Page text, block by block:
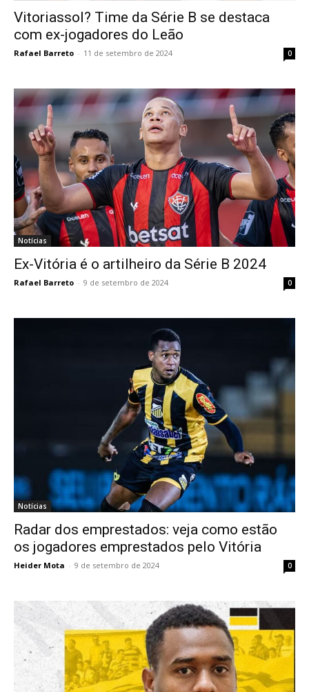
Vitoriassol? Time da Série B se destaca
com ex-jogadores do Leão
Rafael Barreto - 11 de setembro de 2024 0
Notícias
Ex-Vitória é o artilheiro da Série B 2024
Rafael Barreto - 9 de setembro de 2024 0
Notícias
Radar dos emprestados: veja como estão
os jogadores emprestados pelo Vitória
Heider Mota - 9 de setembro de 2024 0